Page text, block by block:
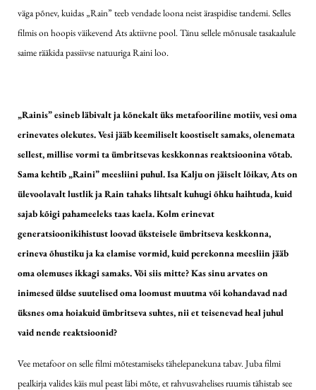
väga põnev, kuidas „Rain” teeb vendade loona neist äraspidise tandemi. Selles
filmis on hoopis väikevend Ats aktiivne pool. Tänu sellele mõnusale tasakaalule
saime rääkida passiivse natuuriga Raini loo.
„Rainis” esineb läbivalt ja kõnekalt üks metafooriline motiiv, vesi oma
erinevates olekutes. Vesi jääb keemiliselt koostiselt samaks, olenemata
sellest, millise vormi ta ümbritsevas keskkonnas reaktsioonina võtab.
Sama kehtib „Raini” meesliini puhul. Isa Kalju on jäiselt lõikav, Ats on
ülevoolavalt lustlik ja Rain tahaks lihtsalt kuhugi õhku haihtuda, kuid
sajab kõigi pahameeleks taas kaela. Kolm erinevat
generatsioonikihistust loovad üksteisele ümbritseva keskkonna,
erineva õhustiku ja ka elamise vormid, kuid perekonna meesliin jääb
oma olemuses ikkagi samaks. Või siis mitte? Kas sinu arvates on
inimesed üldse suutelised oma loomust muutma või kohandavad nad
üksnes oma hoiakuid ümbritseva suhtes, nii et teisenevad heal juhul
vaid nende reaktsioonid?
Vee metafoor on selle filmi mõtestamiseks tähelepanekuna tabav. Juba filmi
pealkirja valides käis mul peast läbi mõte, et rahvusvahelises ruumis tähistab see